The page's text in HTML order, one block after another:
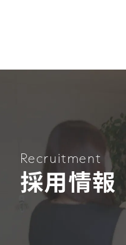
Recruitment
採用情報